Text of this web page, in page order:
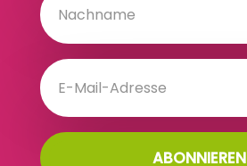
ABONNIEREN